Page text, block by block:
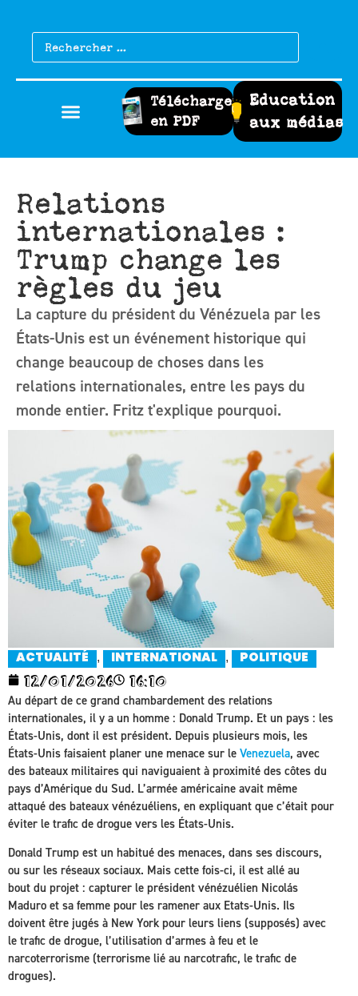
Télécharger
en PDF
Education
aux médias
Relations
internationales :
Trump change les
règles du jeu
La capture du président du Vénézuela par les
États-Unis est un événement historique qui
change beaucoup de choses dans les
relations internationales, entre les pays du
monde entier. Fritz t'explique pourquoi.
ACTUALITÉ , INTERNATIONAL , POLITIQUE
12/01/2026 16:10
Au départ de ce grand chambardement des relations
internationales, il y a un homme : Donald Trump. Et un pays : les
États-Unis, dont il est président. Depuis plusieurs mois, les
États-Unis faisaient planer une menace sur le Venezuela, avec
des bateaux militaires qui naviguaient à proximité des côtes du
pays d’Amérique du Sud. L’armée américaine avait même
attaqué des bateaux vénézuéliens, en expliquant que c’était pour
éviter le trafic de drogue vers les États-Unis.
Donald Trump est un habitué des menaces, dans ses discours,
ou sur les réseaux sociaux. Mais cette fois-ci, il est allé au
bout du projet : capturer le président vénézuélien Nicolás
Maduro et sa femme pour les ramener aux Etats-Unis. Ils
doivent être jugés à New York pour leurs liens (supposés) avec
le trafic de drogue, l’utilisation d’armes à feu et le
narcoterrorisme (terrorisme lié au narcotrafic, le trafic de
drogues).